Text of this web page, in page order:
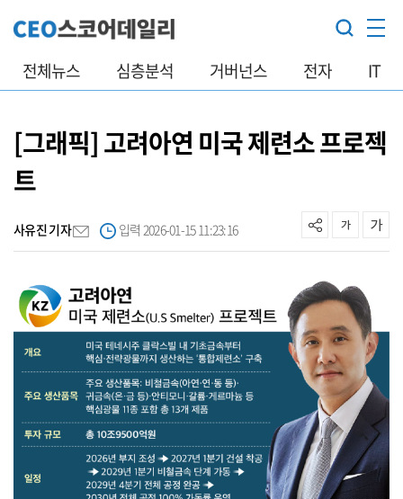
전체뉴스 심층분석 거버넌스 전자 IT
[그래픽] 고려아연 미국 제련소 프로젝
트
사유진 기자 입력 2026-01-15 11:23:16